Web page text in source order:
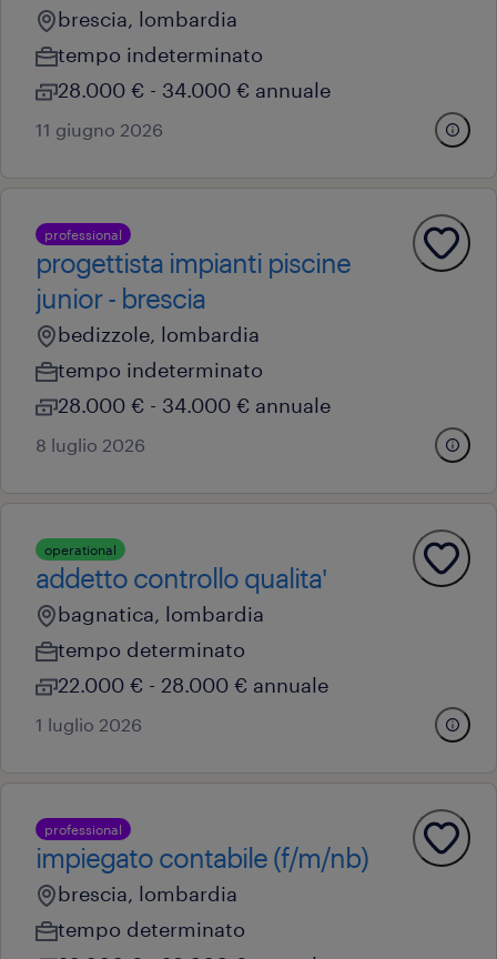
brescia, lombardia
tempo indeterminato
28.000 € - 34.000 € annuale
11 giugno 2026
professional
progettista impianti piscine
junior - brescia
bedizzole, lombardia
tempo indeterminato
28.000 € - 34.000 € annuale
8 luglio 2026
operational
addetto controllo qualita'
bagnatica, lombardia
tempo determinato
22.000 € - 28.000 € annuale
1 luglio 2026
professional
impiegato contabile (f/m/nb)
brescia, lombardia
tempo determinato